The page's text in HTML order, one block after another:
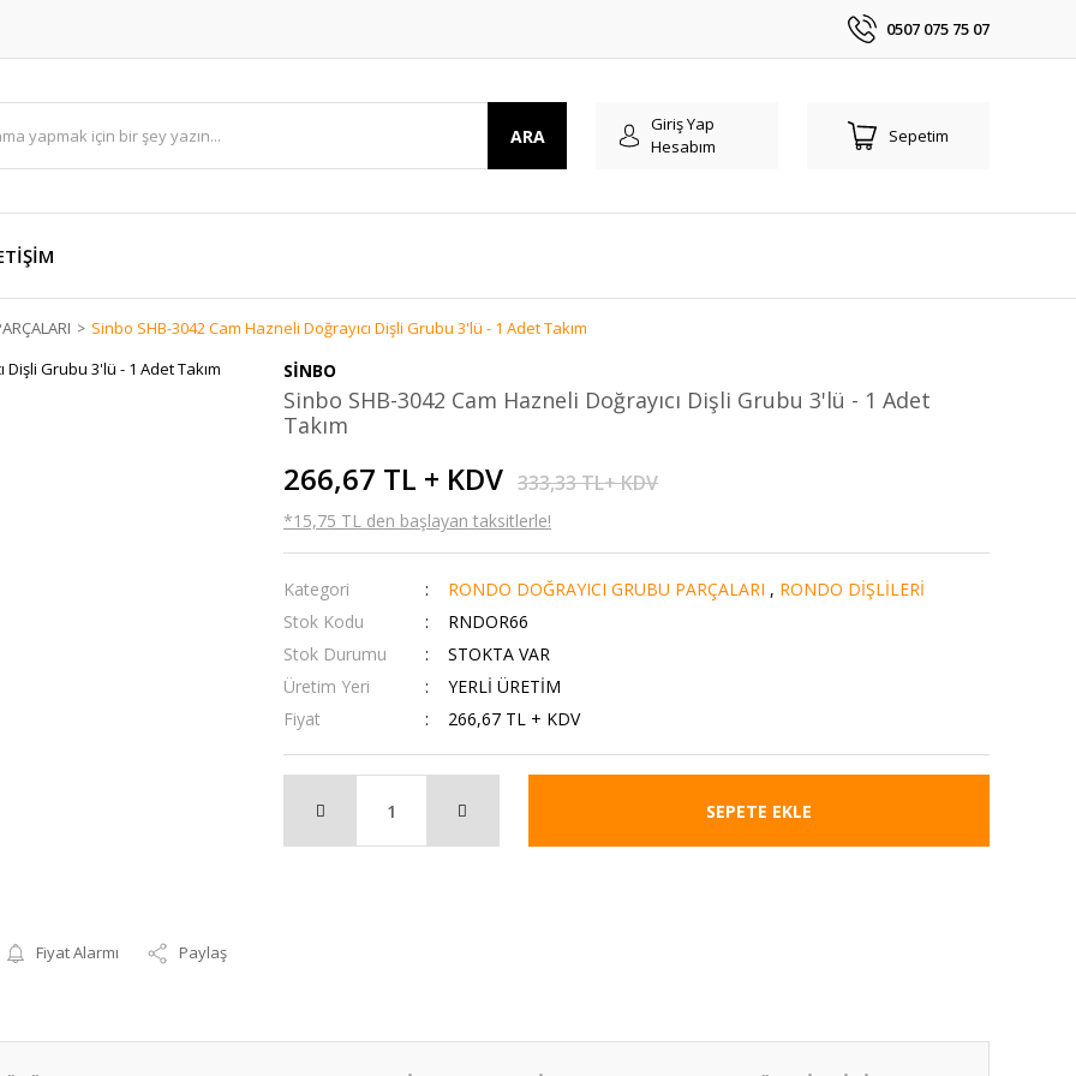
0507 075 75 07
ARA
Giriş Yap
Hesabım
Sepetim
Sinbo SHB-3042 Cam Hazneli Doğrayıcı Dişli Grubu 3'lü - 1 Adet Takım
Fiyat Alarmı Paylaş
SİNBO
Sinbo SHB-3042 Cam Hazneli Doğrayıcı Dişli Grubu 3'lü - 1 Adet
Takım
266,67 TL + KDV 333,33 TL+ KDV
*15,75 TL den başlayan taksitlerle!
Kategori RONDO DOĞRAYICI GRUBU PARÇALARI , RONDO DİŞLİLERİ
Stok Kodu
RNDOR66
Stok Durumu
STOKTA VAR
Üretim Yeri
YERLİ ÜRETİM
Fiyat
266,67 TL + KDV
SEPETE EKLE